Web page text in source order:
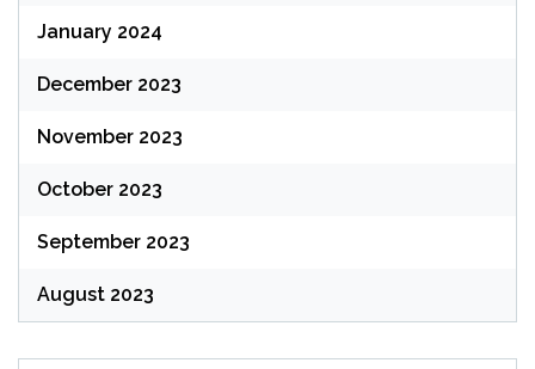
January 2024
December 2023
November 2023
October 2023
September 2023
August 2023